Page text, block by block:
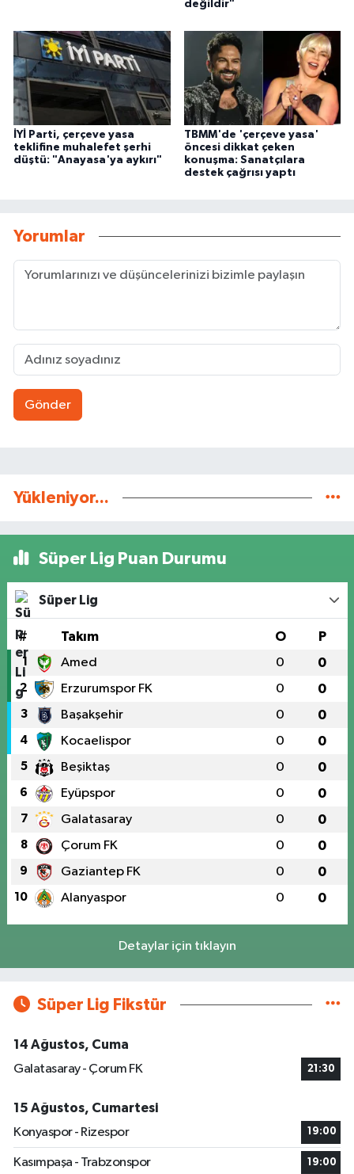
değildir"
İYİ Parti, çerçeve yasa
teklifine muhalefet şerhi
düştü: "Anayasa'ya aykırı"
TBMM'de 'çerçeve yasa'
öncesi dikkat çeken
konuşma: Sanatçılara
destek çağrısı yaptı
Yorumlar
Gönder
Yükleniyor...
Süper Lig Puan Durumu
Süper Lig
# Takım O P
1 Amed 0 0
2 Erzurumspor FK 0 0
3 Başakşehir 0 0
4 Kocaelispor 0 0
5 Beşiktaş 0 0
6 Eyüpspor 0 0
7 Galatasaray 0 0
8 Çorum FK 0 0
9 Gaziantep FK 0 0
10 Alanyaspor 0 0
Detaylar için tıklayın
Süper Lig Fikstür
14 Ağustos, Cuma
Galatasaray - Çorum FK
21:30
15 Ağustos, Cumartesi
Konyaspor - Rizespor
19:00
Kasımpaşa - Trabzonspor 19:00